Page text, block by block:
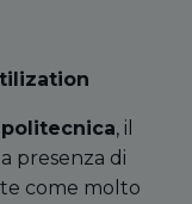
, il
presenza di
come molto